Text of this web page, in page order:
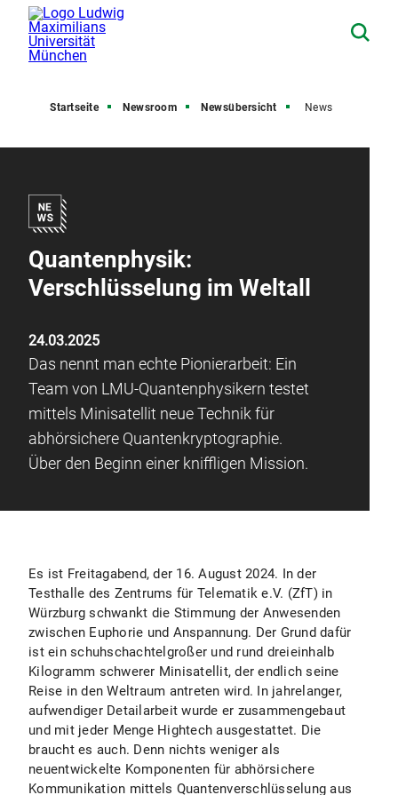
Startseite Newsroom Newsübersicht News
Quantenphysik:
Verschlüsselung im Weltall
24.03.2025
Das nennt man echte Pionierarbeit: Ein
Team von LMU-Quantenphysikern testet
mittels Minisatellit neue Technik für
abhörsichere Quantenkryptographie.
Über den Beginn einer kniffligen Mission.
Es ist Freitagabend, der 16. August 2024. In der
Testhalle des Zentrums für Telematik e.V. (ZfT) in
Würzburg schwankt die Stimmung der Anwesenden
zwischen Euphorie und Anspannung. Der Grund dafür
ist ein schuhschachtelgroßer und rund dreieinhalb
Kilogramm schwerer Minisatellit, der endlich seine
Reise in den Weltraum antreten wird. In jahrelanger,
aufwendiger Detailarbeit wurde er zusammengebaut
und mit jeder Menge Hightech ausgestattet. Die
braucht es auch. Denn nichts weniger als
neuentwickelte Komponenten für abhörsichere
Kommunikation mittels Quantenverschlüsselung aus